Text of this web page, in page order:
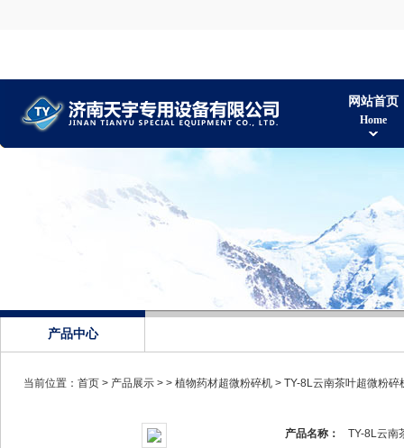
网站首页
Home
产品中心
当前位置： 首页 > 产品展示 > > 植物药材超微粉碎机 > TY-8L云南茶叶超微粉碎
产品名称：
TY-8L云南